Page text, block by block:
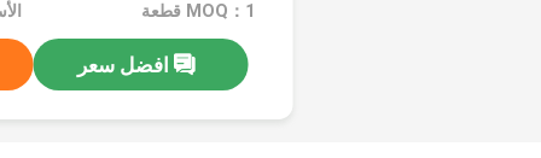
MOQ：1 قطعة
افضل سعر